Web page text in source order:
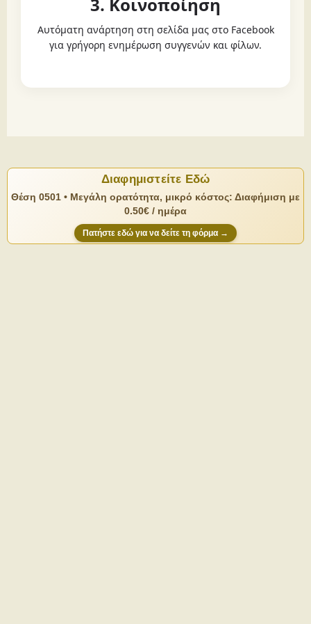
Αυτόματη ανάρτηση στη σελίδα μας στο Facebook
για γρήγορη ενημέρωση συγγενών και φίλων.
Διαφημιστείτε Εδώ
Θέση 0501 • Μεγάλη ορατότητα, μικρό κόστος: Διαφήμιση με
0.50€ / ημέρα
Πατήστε εδώ για να δείτε τη φόρμα →